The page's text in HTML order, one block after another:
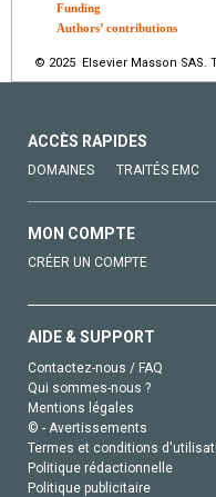
Funding
Authors’ contributions
© 2025 Elsevier Masson SAS.
ACCÈS RAPIDES
DOMAINES TRAITÉS EMC
MON COMPTE
CRÉER UN COMPTE
AIDE & SUPPORT
Contactez-nous / FAQ
Qui sommes-nous ?
Mentions légales
© - Avertissements
Termes et conditions
Politique rédactionnelle
Politique publicitaire